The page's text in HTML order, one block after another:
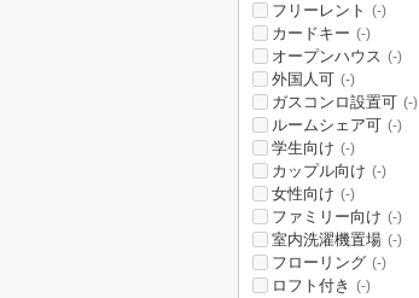
フリーレント (-)
カードキー (-)
オープンハウス (-)
外国人可 (-)
ガスコンロ設置可 (-)
ルームシェア可 (-)
学生向け (-)
カップル向け (-)
女性向け (-)
ファミリー向け (-)
室内洗濯機置場 (-)
フローリング (-)
ロフト付き (-)